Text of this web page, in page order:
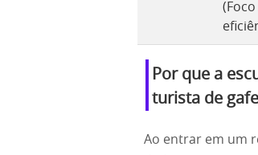
(Foco
Por que a
turista de
Ao entrar em um